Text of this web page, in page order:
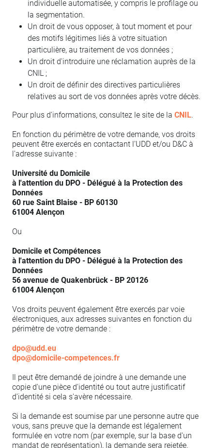
individuelle automatisée, y compris le profilage ou
la segmentation.
Un droit de vous opposer, à tout moment et pour
des motifs légitimes liés à votre situation
particulière, au traitement de vos données ;
Un droit d'introduire une réclamation auprès de la
CNIL ;
Un droit de définir des directives particulières
relatives au sort de vos données après votre décès.
Pour plus d'informations, consultez le site de la CNIL.
En fonction du périmètre de votre demande, vos droits
peuvent être exercés en contactant l'UDD et/ou D&C à
l'adresse suivante :
Université du Domicile
à l'attention du DPO - Délégué à la Protection des
Données
60 rue Saint Blaise - BP 60130
61004 Alençon
Ou
Domicile et Compétences
à l'attention du DPO - Délégué à la Protection des
Données
56 avenue de Quakenbrück - BP 20126
61004 Alençon
Vos droits peuvent également être exercés par voie
électroniques, aux adresses suivantes en fonction du
périmètre de votre demande :
dpo@udd.eu
dpo@domicile-competences.fr
Il peut être demandé de joindre à une demande une
copie d'une pièce d'identité ou tout autre justificatif
d'identité si cela s'avère nécessaire.
Si la demande est soumise par une personne autre que
vous, sans preuve que la demande est légalement
formulée en votre nom (par exemple, sur la base d'un
mandat de représentation), la demande sera rejetée.